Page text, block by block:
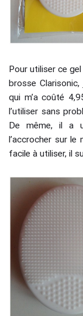
Pour utiliser ce
brosse
qui m’a coûté
l’utiliser sans
De même, il a
l’accrocher sur
facile à utiliser, il